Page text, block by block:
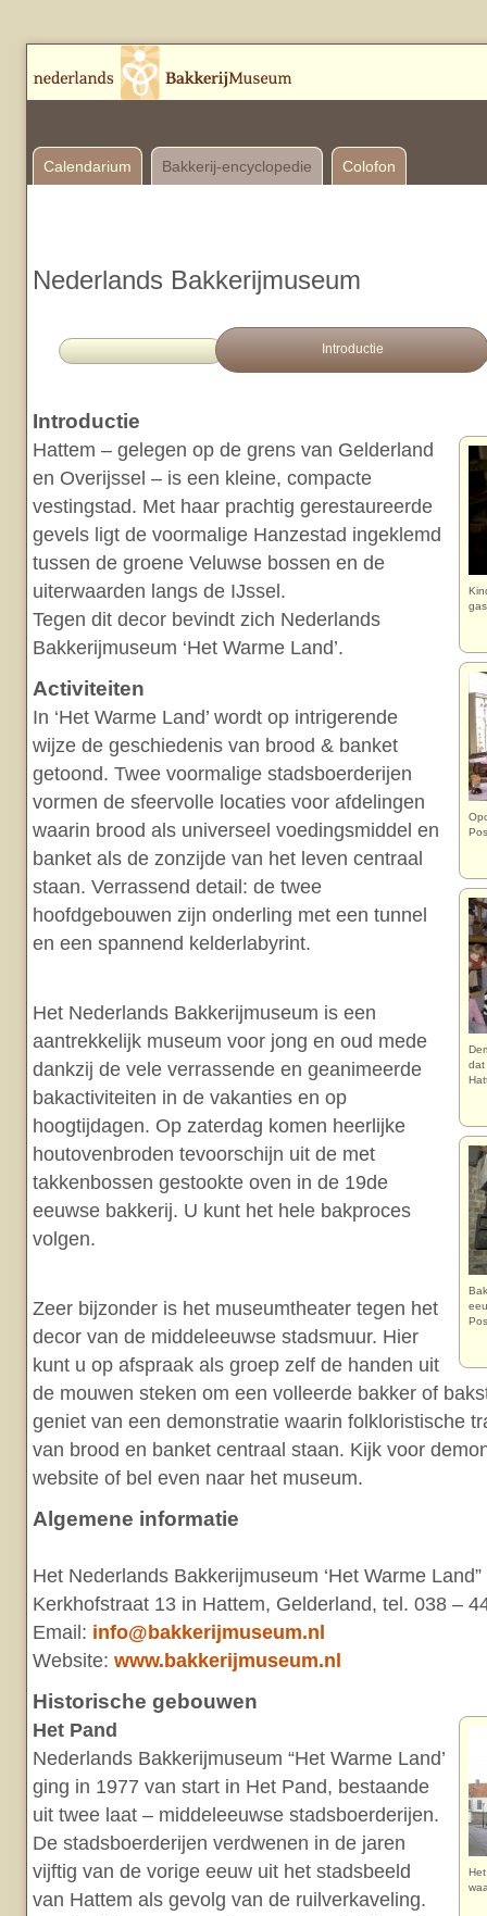
Calendarium Bakkerij-encyclopedie Colofon
Nederlands Bakkerijmuseum
Introductie
Introductie
Hattem – gelegen op de grens van Gelderland
en Overijssel – is een kleine, compacte
vestingstad. Met haar prachtig gerestaureerde
gevels ligt de voormalige Hanzestad ingeklemd
tussen de groene Veluwse bossen en de
uiterwaarden langs de IJssel.
Tegen dit decor bevindt zich Nederlands
Bakkerijmuseum ‘Het Warme Land’.
Activiteiten
dat
In ‘Het Warme Land’ wordt op intrigerende
wijze de geschiedenis van brood & banket
getoond. Twee voormalige stadsboerderijen
vormen de sfeervolle locaties voor afdelingen
waarin brood als universeel voedingsmiddel en
banket als de zonzijde van het leven centraal
staan. Verrassend detail: de twee
hoofdgebouwen zijn onderling met een tunnel
en een spannend kelderlabyrint.
Het Nederlands Bakkerijmuseum is een
aantrekkelijk museum voor jong en oud mede
dankzij de vele verrassende en geanimeerde
bakactiviteiten in de vakanties en op
hoogtijdagen. Op zaterdag komen heerlijke
houtovenbroden tevoorschijn uit de met
takkenbossen gestookte oven in de 19de
eeuwse bakkerij. U kunt het hele bakproces
volgen.
Zeer bijzonder is het museumtheater tegen het
decor van de middeleeuwse stadsmuur. Hier
kunt u op afspraak als groep zelf de handen uit
de mouwen steken om een volleerde bakker of
geniet van een demonstratie waarin folkloristische
van brood en banket centraal staan. Kijk voor
website of bel even naar het museum.
Algemene informatie
Het Nederlands Bakkerijmuseum ‘Het Warme
Kerkhofstraat 13 in Hattem, Gelderland, tel. 038 –
Email: info@bakkerijmuseum.nl
Website: www.bakkerijmuseum.nl
Historische gebouwen
Het Pand
Nederlands Bakkerijmuseum “Het Warme Land’
ging in 1977 van start in Het Pand, bestaande
uit twee laat – middeleeuwse stadsboerderijen.
De stadsboerderijen verdwenen in de jaren
vijftig van de vorige eeuw uit het stadsbeeld
van Hattem als gevolg van de ruilverkaveling.